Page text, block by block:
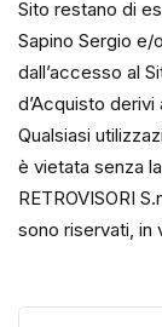
Sito restano di
Sapino Sergio e/
dall’accesso al
d’Acquisto
Qualsiasi
è vietata senza
RETROVISORI
sono riservati, in